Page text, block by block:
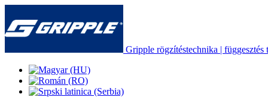
Gripple rögzítéstechnika |